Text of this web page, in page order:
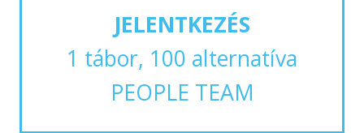
JELENTKEZÉS
1 tábor, 100 alternatíva
PEOPLE TEAM